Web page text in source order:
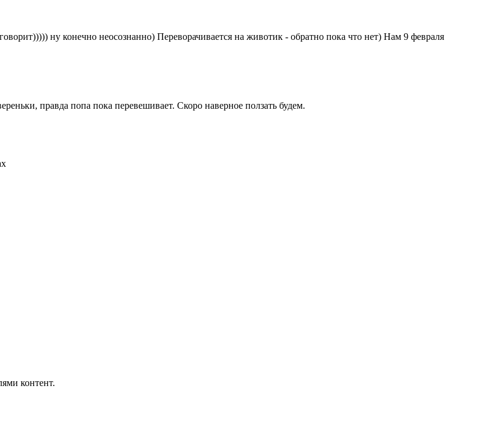
ну конечно неосознанно) Переворачивается на животик - обратно пока что нет) Нам 9 февраля
правда попа пока перевешивает. Скоро наверное ползать будем.
контент.